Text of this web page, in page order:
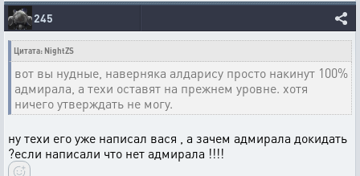
245
Цитата: NightZS
вот вы нудные, наверняка алдарису просто накинут 100%
адмирала, а техи оставят на прежнем уровне. хотя
ничего утверждать не могу.
ну техи его уже написал вася , а зачем адмирала докидать
?если написали что нет адмирала !!!!